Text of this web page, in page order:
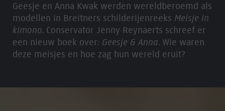
Geesje en Anna Kwak werden wereldberoemd als
modellen in Breitners schilderijenreeks Meisje in
kimono. Conservator Jenny Reynaerts schreef er
een nieuw boek over: Geesje & Anna. Wie waren
deze meisjes en hoe zag hun wereld eruit?